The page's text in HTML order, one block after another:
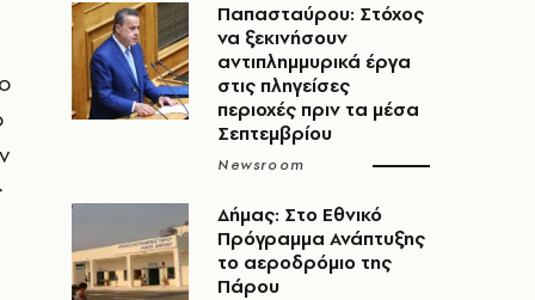
Παπασταύρου: Στόχος
να ξεκινήσουν
αντιπλημμυρικά έργα
στις πληγείσες
περιοχές πριν τα μέσα
Σεπτεμβρίου
Newsroom
Δήμας: Στο Εθνικό
Πρόγραμμα Ανάπτυξης
το αεροδρόμιο της
Πάρου